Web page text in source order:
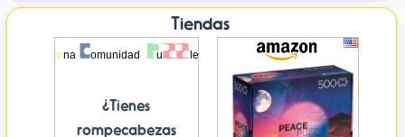
Tiendas
¿Tienes
rompecabezas